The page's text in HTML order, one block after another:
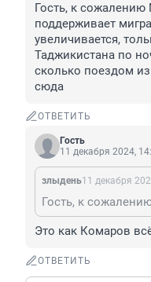
Гость, к сожалению
поддерживает
увеличивается,
Таджикистана по
сколько поездом
сюда
ОТВЕТИТЬ
Гость
11 декабря 2024,
злыдень11 декабря
Это как Комаров
ОТВЕТИТЬ